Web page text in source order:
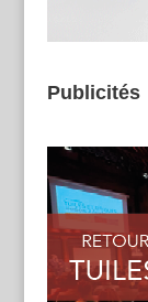
Publicités